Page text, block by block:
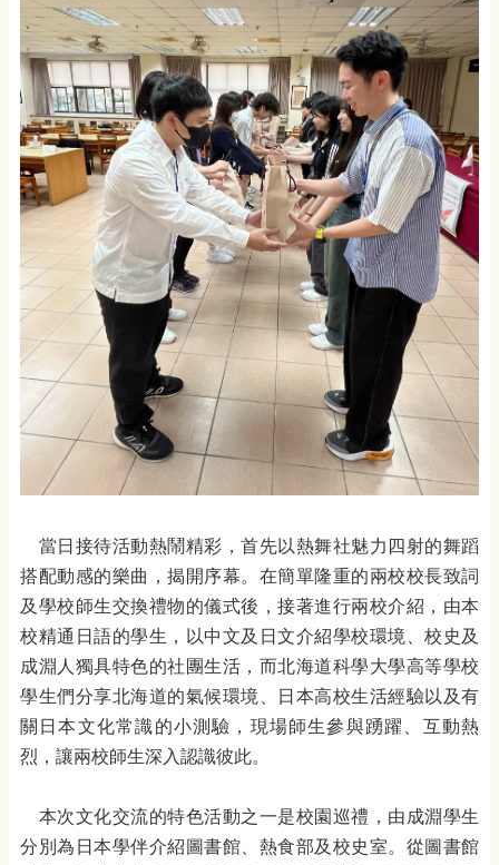
當日接待活動熱鬧精彩，首先以熱舞社魅力四射的舞蹈
搭配動感的樂曲，揭開序幕。在簡單隆重的兩校校長致詞
及學校師生交換禮物的儀式後，接著進行兩校介紹，由本
校精通日語的學生，以中文及日文介紹學校環境、校史及
成淵人獨具特色的社團生活，而北海道科學大學高等學校
學生們分享北海道的氣候環境、日本高校生活經驗以及有
關日本文化常識的小測驗，現場師生參與踴躍、互動熱
烈，讓兩校師生深入認識彼此。
本次文化交流的特色活動之一是校園巡禮，由成淵學生
分別為日本學伴介紹圖書館、熱食部及校史室。從圖書館